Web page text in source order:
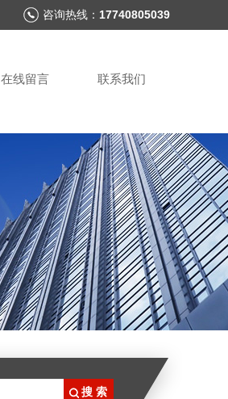
咨询热线： 17740805039
在线留言 联系我们